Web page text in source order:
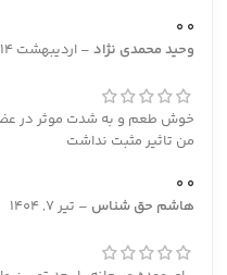
0
0
وحید محمدی نژاد – اردیبهشت 14, 1404
خوش طعم و به شدت موثر در
من تاثیر مثبت نداشت
0
0
هاشم حق شناس – تیر 7, 1404